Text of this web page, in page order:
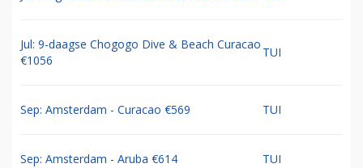
Jul: 9-daagse Chogogo Dive & Beach Curacao
€1056
TUI
Sep: Amsterdam - Curacao €569 TUI
Sep: Amsterdam - Aruba €614 TUI